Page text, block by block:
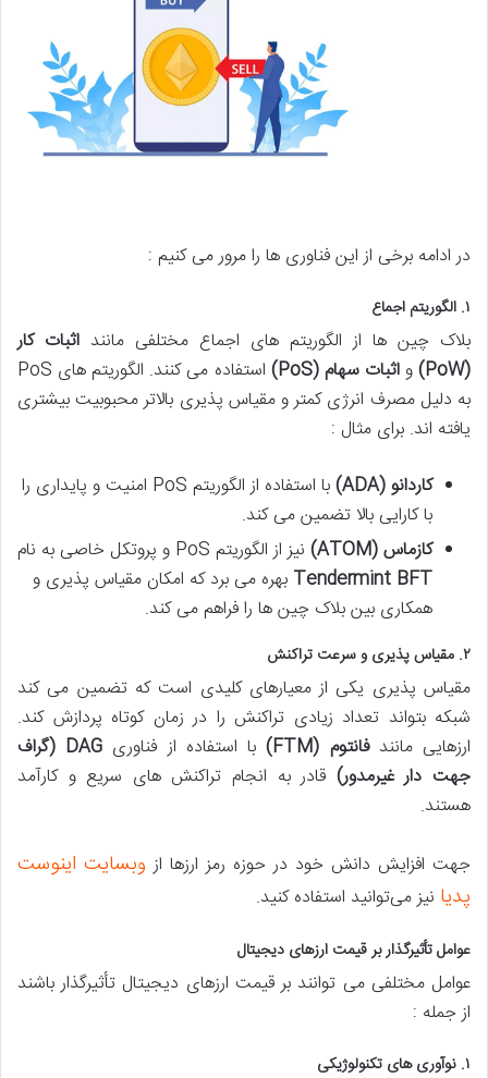
در ادامه برخی از این فناوری ها را مرور می کنیم :
۱. الگوریتم اجماع
بلاک چین ها از الگوریتم های اجماع مختلفی مانند اثبات کار
(PoW)
واثبات سهام(PoS)
استفاده می کنند. الگوریتم های PoS
به دلیل مصرف انرژی کمتر و مقیاس پذیری بالاتر محبوبیت بیشتری
یافته اند. برای مثال :
کاردانو(ADA)
با استفاده از الگوریتم PoS امنیت و پایداری را
با کارایی بالا تضمین می کند​​.
کازماس(ATOM)
نیز از الگوریتم PoS و پروتکل خاصی به نام
Tendermint BFT بهره می برد که امکان مقیاس پذیری و
همکاری بین بلاک چین ها را فراهم می کند​​.
۲. مقیاس پذیری و سرعت تراکنش
مقیاس پذیری یکی از معیارهای کلیدی است که تضمین می کند
شبکه بتواند تعداد زیادی تراکنش را در زمان کوتاه پردازش کند.
ارزهایی مانندفانتوم (FTM) با استفاده از فناوری DAG ( گراف
جهت دار غیرمدور) قادر به انجام تراکنش های سریع و کارآمد
هستند​​.
جهت افزایش دانش خود در حوزه رمز ارزها از وبسایت اینوست
پدیا نیز می‌توانید استفاده کنید.
عوامل تأثیرگذار بر قیمت ارزهای دیجیتال
عوامل مختلفی می توانند بر قیمت ارزهای دیجیتال تأثیرگذار باشند
از جمله :
۱. نوآوری های تکنولوژیکی